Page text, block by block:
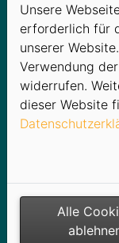
Notdienst
Nutzung
Unterstützung
Schweißen
Unsere
erforderlich für
unserer
Verwendung
widerrufen.
dieser Website
Alle